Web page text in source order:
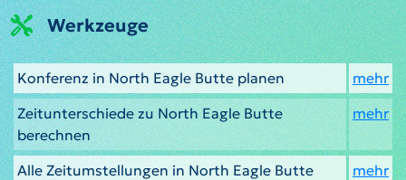
Werkzeuge
Konferenz in North Eagle Butte planen
mehr
Zeitunterschiede zu North Eagle Butte
berechnen
mehr
Alle Zeitumstellungen in North Eagle Butte
mehr